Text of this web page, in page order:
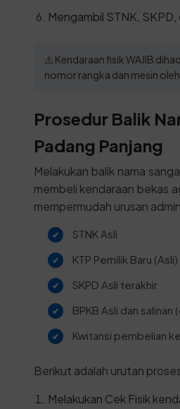
Mengambil STNK,
⚠️ Kendaraan fisik WAJIB
nomor rangka dan mesin
Prosedur Balik
Padang Panjang
Melakukan balik nama
membeli kendaraan bekas
mempermudah urusan
STNK Asli
KTP Pemilik Baru (Asli)
SKPD Asli terakhir
BPKB Asli dan salinan
Kwitansi pembelian
Berikut adalah urutan
Melakukan Cek Fisik